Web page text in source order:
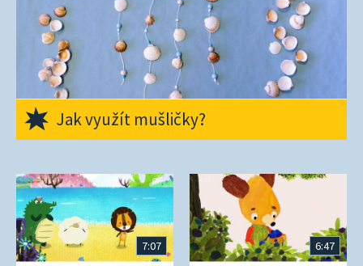
Jak využít mušličky?
7:07 6:47